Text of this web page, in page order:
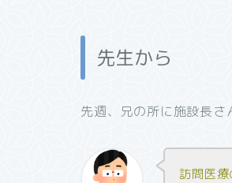
先生から
先週、兄の所に施設長さ
訪問医療